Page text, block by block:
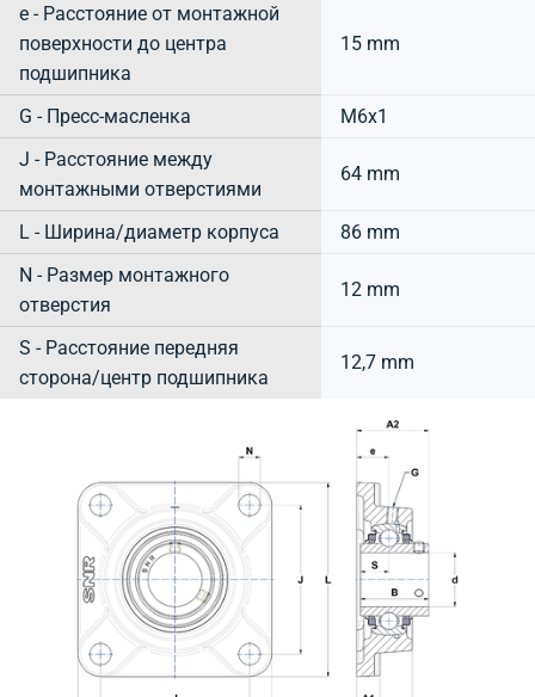
e - Расстояние от монтажной
поверхности до центра
подшипника
15 mm
G - Пресс-масленка
M6x1
J - Расстояние между
монтажными отверстиями
64 mm
L - Ширина/диаметр корпуса
86 mm
N - Размер монтажного
отверстия
12 mm
S - Расстояние передняя
сторона/центр подшипника
12,7 mm